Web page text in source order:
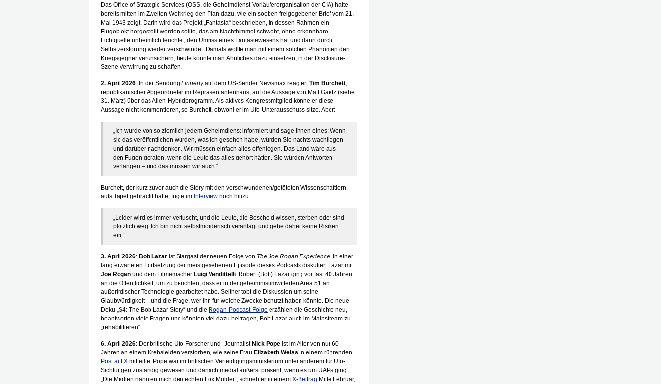
Das Office of Strategic Services (OSS, die Geheimdienst-Vorläuferorganisation der CIA) hatte
bereits mitten im Zweiten Weltkrieg den Plan dazu, wie ein soeben freigegebener Brief vom 21.
Mai 1943 zeigt. Darin wird das Projekt „Fantasia“ beschrieben, in dessen Rahmen ein
Flugobjekt hergestellt werden sollte, das am Nachthimmel schwebt, ohne erkennbare
Lichtquelle unheimlich leuchtet, den Umriss eines Fantasiewesens hat und dann durch
Selbstzerstörung wieder verschwindet. Damals wollte man mit einem solchen Phänomen den
Kriegsgegner verunsichern, heute könnte man Ähnliches dazu einsetzen, in der Disclosure-
Szene Verwirrung zu schaffen.
2. April 2026: In der Sendung Finnertyauf dem US-Sender Newsmax reagiertTim Burchett,
republikanischer Abgeordneter im Repräsentantenhaus, auf die Aussage von Matt Gaetz (siehe
31. März) über das Alien-Hybridprogramm. Als aktives Kongressmitglied könne er diese
Aussage nicht kommentieren, so Burchett, obwohl er im Ufo-Unterausschuss sitze. Aber:
„Ich wurde von so ziemlich jedem Geheimdienst informiert und sage Ihnen eines: Wenn
sie das veröffentlichen würden, was ich gesehen habe, würden Sie nachts wachliegen
und darüber nachdenken. Wir müssen einfach alles offenlegen. Das Land wäre aus
den Fugen geraten, wenn die Leute das alles gehört hätten. Sie würden Antworten
verlangen – und das müssen wir auch.“
Burchett, der kurz zuvor auch die Story mit den verschwundenen/getöteten Wissenschaftlern
aufs Tapet gebracht hatte, fügte im Interview noch hinzu:
„Leider wird es immer vertuscht, und die Leute, die Bescheid wissen, sterben oder sind
plötzlich weg. Ich bin nicht selbstmörderisch veranlagt und gehe daher keine Risiken
ein.“
3. April 2026: Bob Lazar ist Stargast der neuen Folge von The Joe Rogan Experience. In einer
lang erwarteten Fortsetzung der meistgesehenen Episode dieses Podcasts diskutiert Lazar mit
Joe Rogan und dem Filmemacher Luigi Vendittelli. Robert (Bob) Lazar ging vor fast 40 Jahren
an die Öffentlichkeit, um zu berichten, dass er in der geheimnisumwitterten Area 51 an
außerirdischer Technologie gearbeitet habe. Seither tobt die Diskussion um seine
Glaubwürdigkeit – und die Frage, wer ihn für welche Zwecke benutzt haben könnte. Die neue
Doku „S4: The Bob Lazar Story“ und die Rogan-Podcast-Folge erzählen die Geschichte neu,
beantworten viele Fragen und könnten viel dazu beitragen, Bob Lazar auch im Mainstream zu
„rehabilitieren“.
6. April 2026: Der britische Ufo-Forscher und -Journalist Nick Pope ist im Alter von nur 60
Jahren an einem Krebsleiden verstorben, wie seine Frau Elizabeth Weiss in einem rührenden
Post auf X mitteilte. Pope war im britischen Verteidigungsministerium unter anderem für Ufo-
Sichtungen zuständig gewesen und danach medial äußerst präsent, wenn es um UAPs ging.
„Die Medien nannten mich den echten Fox Mulder“, schrieb er in einem X-Beitrag Mitte Februar,